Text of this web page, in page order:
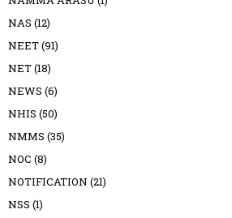
NAS (12)
NEET(91)
NET(18)
NEWS (6)
NHIS (50)
NMMS (35)
NOC (8)
NOTIFICATION (21)
NSS (1)